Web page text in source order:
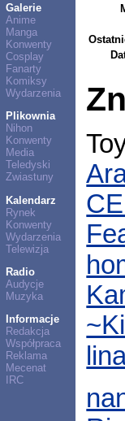
Galerie
Anime
Manga
Konwenty
Cosplay
Fanarty
Komiksy
Wydarzenia
Plikownia
Nihon
Konwenty
Media
Teledyski
Zwiastuny
Kalendarz
Rynek
Konwenty
Wydarzenia
Telewizja
Radio
Audycje
Muzyka
Informacje
Redakcja
Współpraca
Reklama
Mecenat
IRC